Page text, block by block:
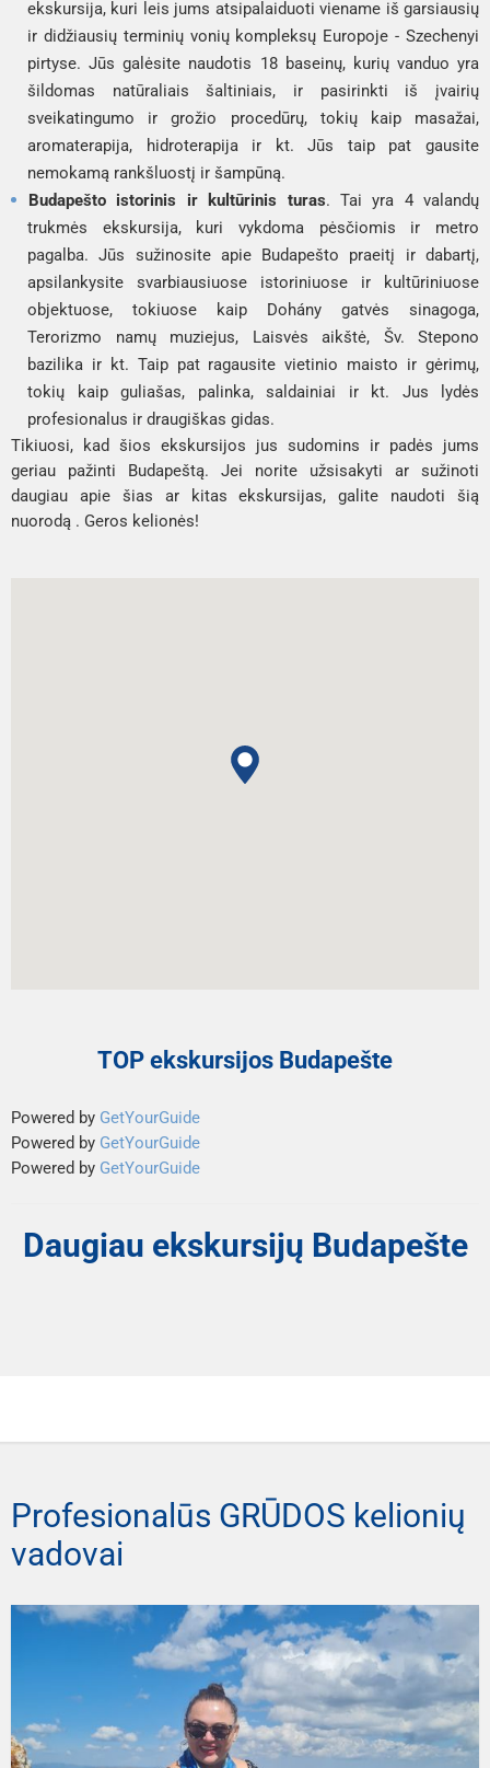
ekskursija, kuri leis jums atsipalaiduoti viename iš garsiausių
ir didžiausių terminių vonių kompleksų Europoje - Szechenyi
pirtyse. Jūs galėsite naudotis 18 baseinų, kurių vanduo yra
šildomas natūraliais šaltiniais, ir pasirinkti iš įvairių
sveikatingumo ir grožio procedūrų, tokių kaip masažai,
aromaterapija, hidroterapija ir kt. Jūs taip pat gausite
nemokamą rankšluostį ir šampūną.
Budapešto istorinis ir kultūrinis turas. Tai yra 4 valandų
trukmės ekskursija, kuri vykdoma pėsčiomis ir metro
pagalba. Jūs sužinosite apie Budapešto praeitį ir dabartį,
apsilankysite svarbiausiuose istoriniuose ir kultūriniuose
objektuose, tokiuose kaip Dohány gatvės sinagoga,
Terorizmo namų muziejus, Laisvės aikštė, Šv. Stepono
bazilika ir kt. Taip pat ragausite vietinio maisto ir gėrimų,
tokių kaip guliašas, palinka, saldainiai ir kt. Jus lydės
profesionalus ir draugiškas gidas.
Tikiuosi, kad šios ekskursijos jus sudomins ir padės jums
geriau pažinti Budapeštą. Jei norite užsisakyti ar sužinoti
daugiau apie šias ar kitas ekskursijas, galite naudoti šią
nuorodą . Geros kelionės!
TOP ekskursijos Budapešte
Powered by GetYourGuide
Powered by GetYourGuide
Powered by GetYourGuide
Daugiau ekskursijų Budapešte
Profesionalūs GRŪDOS kelionių
vadovai